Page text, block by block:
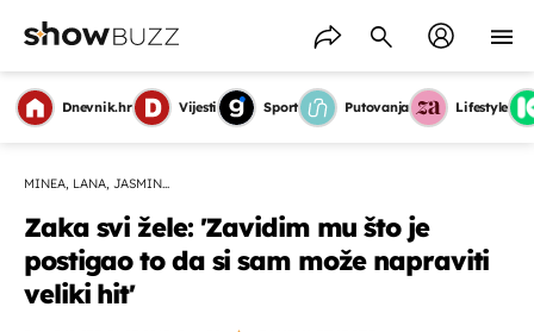
Dnevnik.hr Vijesti Sport Putovanja Lifestyle
MINEA, LANA, JASMIN...
Zaka svi žele: 'Zavidim mu što je
postigao to da si sam može napraviti
veliki hit'